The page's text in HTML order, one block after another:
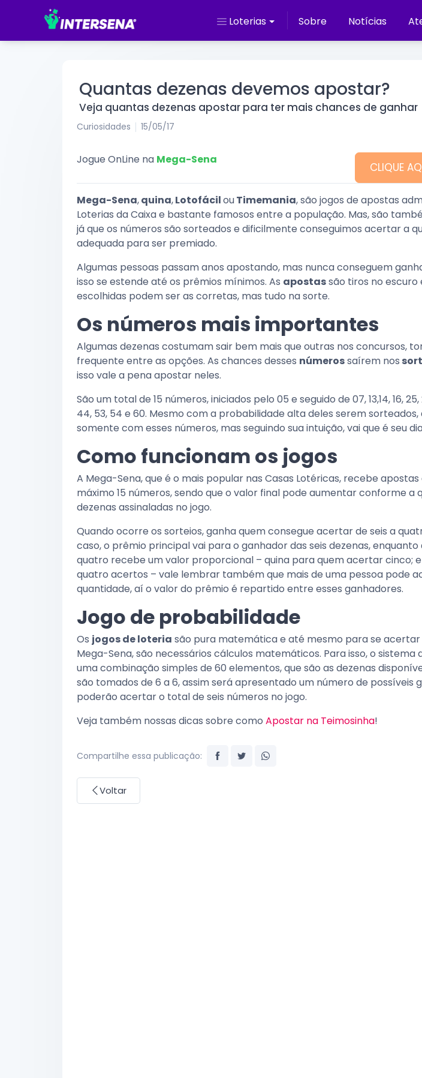
Loterias Sobre Notícias
Quantas dezenas devemos apostar?
Veja quantas dezenas apostar para ter mais chances de ganhar
Curiosidades 15/05/17
Jogue OnLine na Mega-Sena
CLIQUE
Mega-Sena,quina,LotofácilouTimemania, são jogos de apostas
Loterias da Caixa e bastante famosos entre a população. Mas, são
já que os números são sorteados e dificilmente conseguimos acertar a
adequada para ser premiado.
Algumas pessoas passam anos apostando, mas nunca conseguem
isso se estende até os prêmios mínimos. As apostassão tiros no escuro
escolhidas podem ser as corretas, mas tudo na sorte.
Os números mais importantes
Algumas dezenas costumam sair bem mais que outras nos concursos,
frequente entre as opções. As chances desses númerossaírem nos
isso vale a pena apostar neles.
São um total de 15 números, iniciados pelo 05 e seguido de 07, 13,14, 16, 25,
44, 53, 54 e 60. Mesmo com a probabilidade alta deles serem
somente com esses números, mas seguindo sua intuição, vai que é seu
Como funcionam os jogos
A Mega-Sena, que é o mais popular nas Casas Lotéricas, recebe apostas
máximo 15 números, sendo que o valor final pode aumentar conforme a
dezenas assinaladas no jogo.
Quando ocorre os sorteios, ganha quem consegue acertar de seis a
caso, o prêmio principal vai para o ganhador das seis dezenas,
quatro recebe um valor proporcional – quina para quem acertar cinco;
quatro acertos – vale lembrar também que mais de uma pessoa pode
quantidade, aí o valor do prêmio é repartido entre esses ganhadores.
Jogo de probabilidade
Os jogos de loteria são pura matemática e até mesmo para se acertar
Mega-Sena, são necessários cálculos matemáticos. Para isso, o sistema
uma combinação simples de 60 elementos, que são as dezenas
são tomados de 6 a 6, assim será apresentado um número de possíveis
poderão acertar o total de seis números no jogo.
Veja também nossas dicas sobre como Apostar na Teimosinha!
Compartilhe essa publicação:
Voltar